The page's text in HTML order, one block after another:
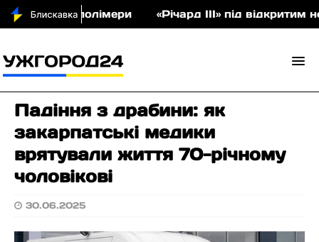
співполімери «Річард ІІІ» під відкритим
Падіння з драбини: як
закарпатські медики
врятували життя 70-річному
чоловікові
30.06.2025